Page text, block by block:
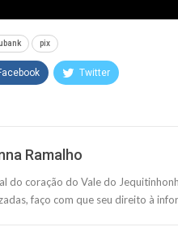
pix
Twitter
Ramalho
do coração do Vale do
faço com que seu direito à